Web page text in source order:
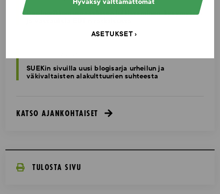
Hyväksy välttämättömät
ASETUKSET
Dopingrikkomuspäätösten julkistaminen: kysymyksiä
SUEKin sivuilla uusi blogisarja urheilun ja
väkivaltaisten alakulttuurien suhteesta
KATSO AJANKOHTAISET
TULOSTA SIVU